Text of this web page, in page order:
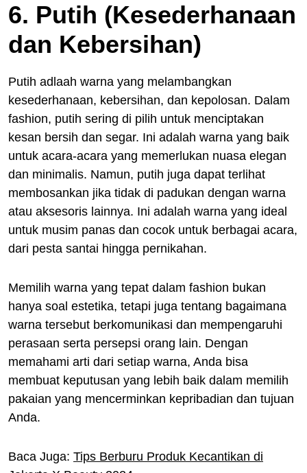
6. Putih (Kesederhanaan
dan Kebersihan)
Putih adlaah warna yang melambangkan
kesederhanaan, kebersihan, dan kepolosan. Dalam
fashion, putih sering di pilih untuk menciptakan
kesan bersih dan segar. Ini adalah warna yang baik
untuk acara-acara yang memerlukan nuasa elegan
dan minimalis. Namun, putih juga dapat terlihat
membosankan jika tidak di padukan dengan warna
atau aksesoris lainnya. Ini adalah warna yang ideal
untuk musim panas dan cocok untuk berbagai acara,
dari pesta santai hingga pernikahan.
Memilih warna yang tepat dalam fashion bukan
hanya soal estetika, tetapi juga tentang bagaimana
warna tersebut berkomunikasi dan mempengaruhi
perasaan serta persepsi orang lain. Dengan
memahami arti dari setiap warna, Anda bisa
membuat keputusan yang lebih baik dalam memilih
pakaian yang mencerminkan kepribadian dan tujuan
Anda.
Baca Juga: Tips Berburu Produk Kecantikan di